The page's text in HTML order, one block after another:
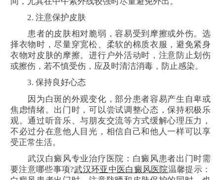
2. 注意保护皮肤
患者的皮肤相对脆弱，容易受到摩擦或外伤。选
择衣物时，尽量穿宽松、柔软的棉质衣服，避免紧身
衣物对皮肤的摩擦。进行户外活动时，注意防止划伤
或擦伤，若不慎受伤，应及时清洁消毒，防止感染。
3. 保持良好心态
因为白斑的外观变化，部分患者容易产生自卑或
焦虑情绪。出门时，可以尝试调整心态，保持积极乐
观。通过听音乐、与朋友交流等方式缓解心理压力，
不必过分在意他人目光，相信自己和他人一样可以享
受正常生活。
武汉白癜风专业治疗医院：白癜风患者出门时需
要注意哪些事项?武汉环亚中医白癜风医院温馨提示：